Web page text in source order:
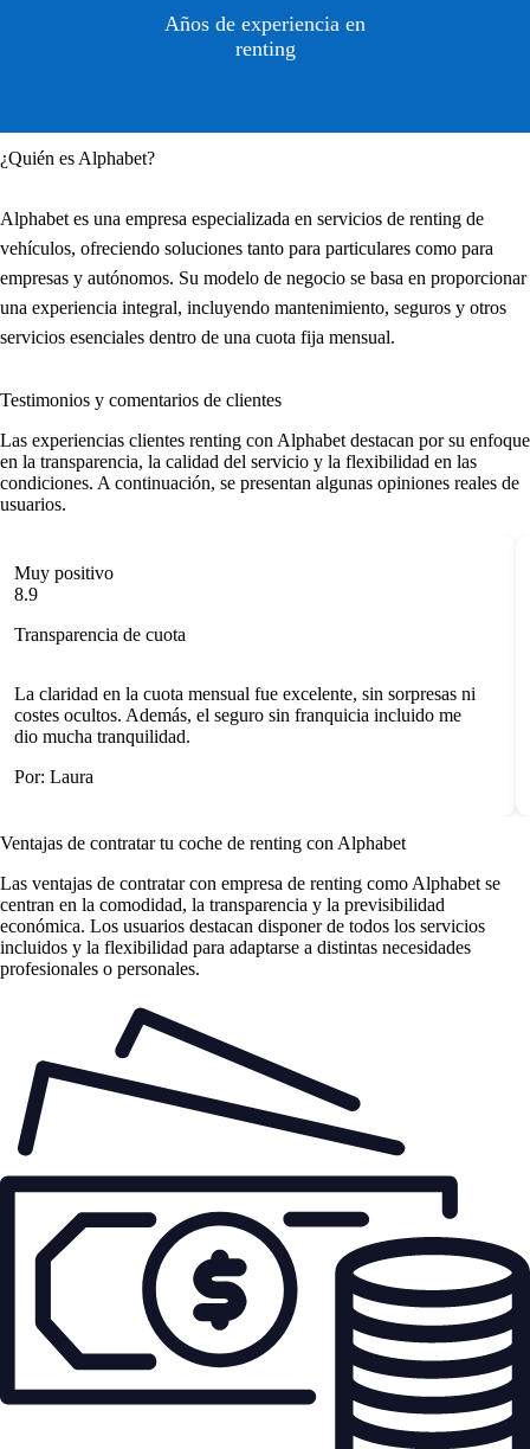
Años de experiencia en
renting
¿Quién es Alphabet?
Alphabet es una empresa especializada en servicios de renting de
vehículos, ofreciendo soluciones tanto para particulares como para
empresas y autónomos. Su modelo de negocio se basa en proporcionar
una experiencia integral, incluyendo mantenimiento, seguros y otros
servicios esenciales dentro de una cuota fija mensual.
Testimonios y comentarios de clientes
Las experiencias clientes renting con Alphabet destacan por su enfoque
en la transparencia, la calidad del servicio y la flexibilidad en las
condiciones. A continuación, se presentan algunas opiniones reales de
usuarios.
Muy positivo
8.9
Transparencia de cuota
La claridad en la cuota mensual fue excelente, sin sorpresas ni
costes ocultos. Además, el seguro sin franquicia incluido me
dio mucha tranquilidad.
Por: Laura
Ventajas de contratar tu coche de renting con Alphabet
Las ventajas de contratar con empresa de renting como Alphabet se
centran en la comodidad, la transparencia y la previsibilidad
económica. Los usuarios destacan disponer de todos los servicios
incluidos y la flexibilidad para adaptarse a distintas necesidades
profesionales o personales.